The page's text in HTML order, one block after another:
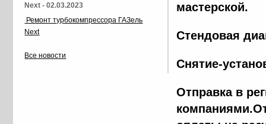
мастерской.
Стендовая
Снятие-
Отправка в
Next - 02.03.2023
Ремонт турбокомпрессора ГАЗель
Next
Все новости